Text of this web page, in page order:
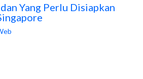
Yang Perlu Disiapkan